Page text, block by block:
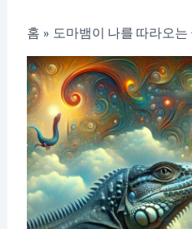
홈 도마뱀이 나를 따라오는